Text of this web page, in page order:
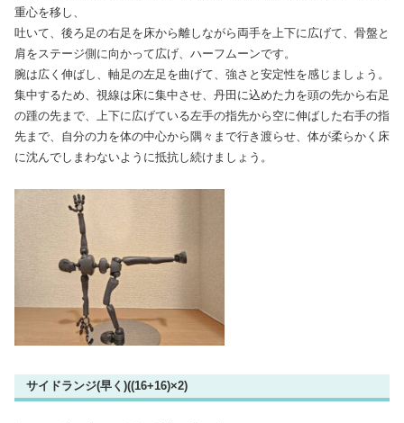
重心を移し、
吐いて、後ろ足の右足を床から離しながら両手を上下に広げて、骨盤と
肩をステージ側に向かって広げ、ハーフムーンです。
腕は広く伸ばし、軸足の左足を曲げて、強さと安定性を感じましょう。
集中するため、視線は床に集中させ、丹田に込めた力を頭の先から右足
の踵の先まで、上下に広げている左手の指先から空に伸ばした右手の指
先まで、自分の力を体の中心から隅々まで行き渡らせ、体が柔らかく床
に沈んでしまわないように抵抗し続けましょう。
サイドランジ(早く)((16+16)×2)